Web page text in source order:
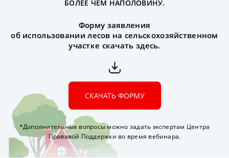
БОЛЕЕ ЧЕМ НАПОЛОВИНУ.
Форму заявления
об использовании лесов на сельскохозяйственном
участке скачать здесь.
СКАЧАТЬ ФОРМУ
*Дополнительные вопросы можно задать экспертам Центра
Прававой Поддержки во время вебинара.